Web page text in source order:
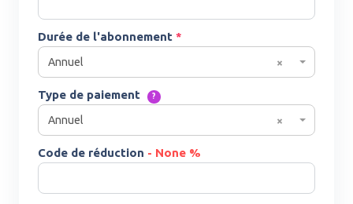
Durée de l'abonnement *
×
Annuel
Type de paiement ?
×
Annuel
Code de réduction - None %